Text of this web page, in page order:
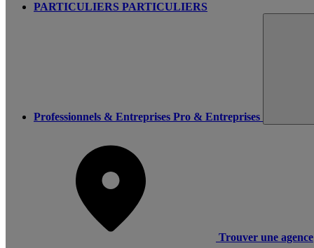
PARTICULIERS PARTICULIERS
Professionnels & Entreprises Pro & Entreprises
Trouver une agence